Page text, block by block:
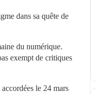
dans sa quête de
du numérique.
exempt de critiques
le 24 mars